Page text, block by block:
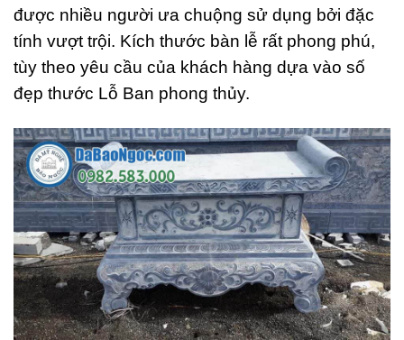
được nhiều người ưa chuộng sử dụng bởi đặc
tính vượt trội. Kích thước bàn lễ rất phong phú,
tùy theo yêu cầu của khách hàng dựa vào số
đẹp thước Lỗ Ban phong thủy.